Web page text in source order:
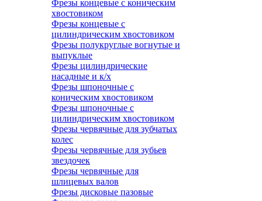
Фрезы концевые с коническим
хвостовиком
Фрезы концевые с
цилиндрическим хвостовиком
Фрезы полукруглые вогнутые и
выпуклые
Фрезы цилиндрические
насадные и к/х
Фрезы шпоночные с
коническим хвостовиком
Фрезы шпоночные с
цилиндрическим хвостовиком
Фрезы червячные для зубчатых
колес
Фрезы червячные для зубьев
звездочек
Фрезы червячные для
шлицевых валов
Фрезы дисковые пазовые